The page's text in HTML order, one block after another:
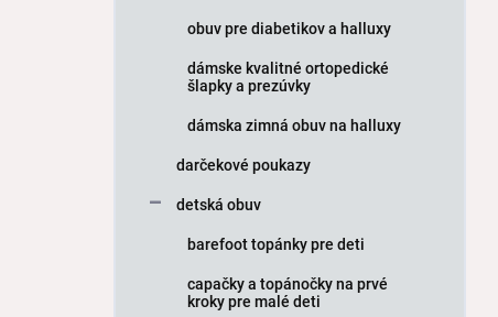
obuv pre diabetikov a halluxy
dámske kvalitné ortopedické
šlapky a prezúvky
dámska zimná obuv na halluxy
darčekové poukazy
detská obuv
barefoot topánky pre deti
capačky a topánočky na prvé
kroky pre malé deti